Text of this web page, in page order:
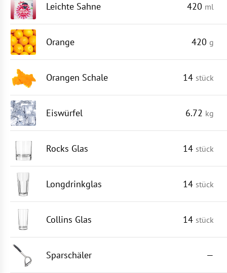
Leichte Sahne 420 ml
Orange 420 g
Orangen Schale 14 stück
Eiswürfel 6.72 kg
Rocks Glas 14 stück
Longdrinkglas 14 stück
Collins Glas 14 stück
Sparschäler —